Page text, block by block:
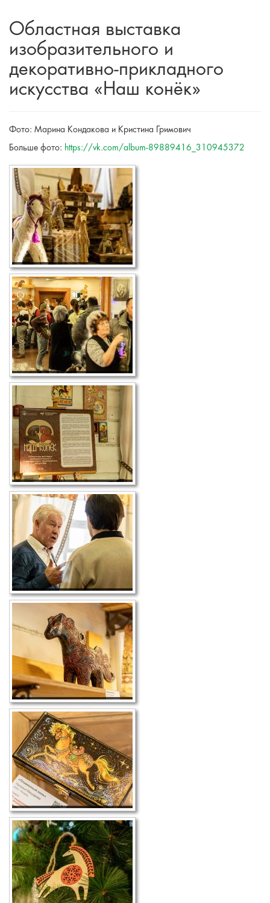
Областная выставка
изобразительного и
декоративно-прикладного
искусства «Наш конёк»
Фото: Марина Кондакова и Кристина Гримович
Больше фото: https://vk.com/album-89889416_310945372